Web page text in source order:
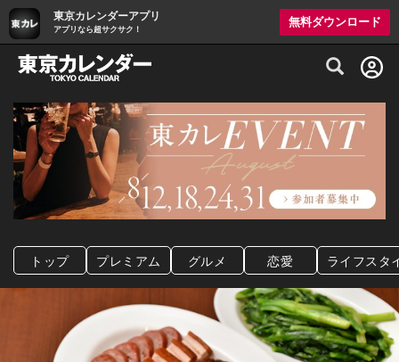
東京カレンダーアプリ
アプリなら超サクサク！
無料ダウンロード
グルメ情報・プレミアムレストラン予約
トップ プレミアム グルメ 恋愛 ライフスタ